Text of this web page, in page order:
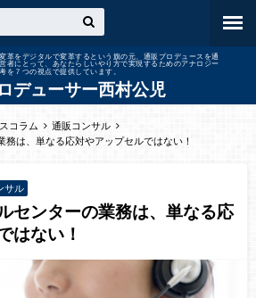
革をデジタルで変革するという旗の元、通販プロデュースを通
者にとって、あなたらしいやり方で実現するためのアナロジー
を７つの視点で提供しています。
デューサー西村公児
コラム
通販コンサル
は、単なる応対やアップセルではない！
サル
センターの業務は、単なる応
はない！